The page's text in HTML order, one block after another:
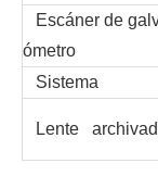
Escáner de
ómetro
Sistema
Lente